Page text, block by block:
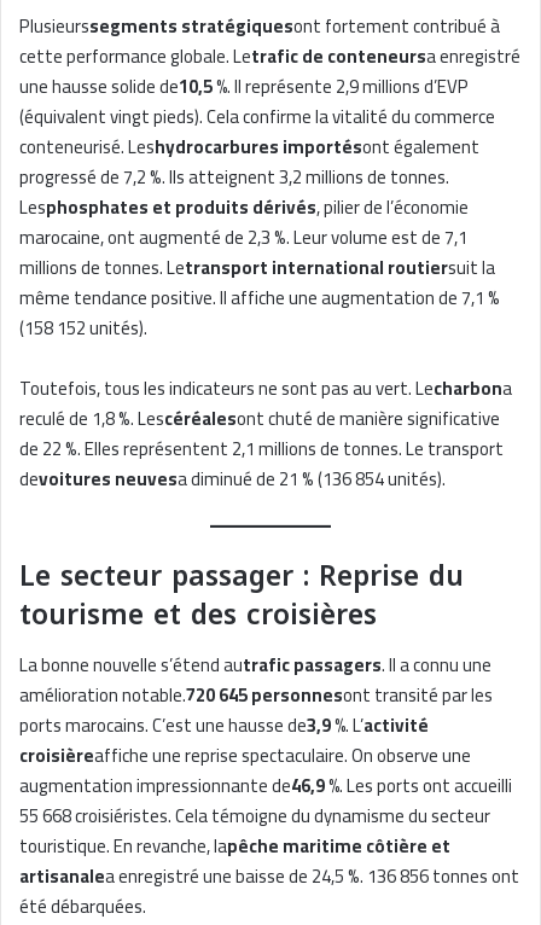
Plusieurssegments stratégiquesont fortement contribué à
cette performance globale. Letrafic de conteneursa enregistré
une hausse solide de10,5 %. Il représente 2,9 millions d’EVP
(équivalent vingt pieds). Cela confirme la vitalité du commerce
conteneurisé. Leshydrocarbures importésont également
progressé de 7,2 %. Ils atteignent 3,2 millions de tonnes.
Lesphosphates et produits dérivés, pilier de l’économie
marocaine, ont augmenté de 2,3 %. Leur volume est de 7,1
millions de tonnes. Letransport international routiersuit la
même tendance positive. Il affiche une augmentation de 7,1 %
(158 152 unités).
Toutefois, tous les indicateurs ne sont pas au vert. Lecharbona
reculé de 1,8 %. Lescéréalesont chuté de manière significative
de 22 %. Elles représentent 2,1 millions de tonnes. Le transport
devoitures neuvesa diminué de 21 % (136 854 unités).
Le secteur passager : Reprise du
tourisme et des croisières
La bonne nouvelle s’étend autrafic passagers. Il a connu une
amélioration notable.720 645 personnesont transité par les
ports marocains. C’est une hausse de3,9 %. L’activité
croisièreaffiche une reprise spectaculaire. On observe une
augmentation impressionnante de46,9 %. Les ports ont accueilli
55 668 croisiéristes. Cela témoigne du dynamisme du secteur
touristique. En revanche, lapêche maritime côtière et
artisanalea enregistré une baisse de 24,5 %. 136 856 tonnes ont
été débarquées.